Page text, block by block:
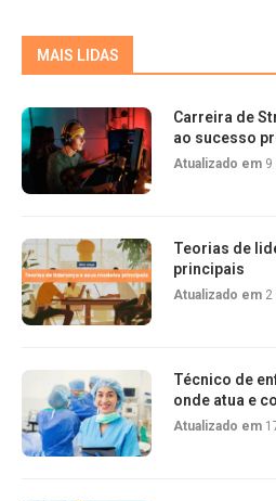
MAIS LIDAS
Carreira de
ao sucesso
Atualizado em 9
Teorias de
principais
Atualizado em 2
Técnico de
onde atua e
Atualizado em